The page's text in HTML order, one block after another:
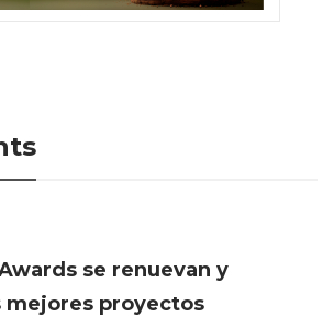
se renuevan y
mejores proyectos